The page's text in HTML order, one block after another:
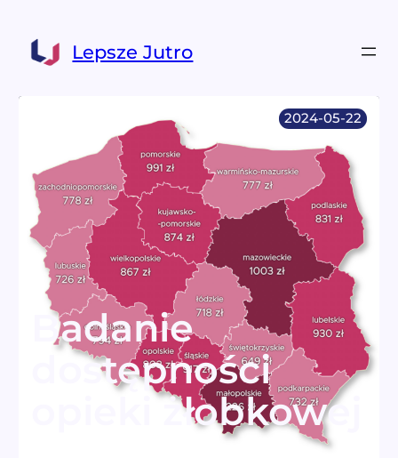
treści
Lepsze Jutro
2024-05-22
Badanie
dostępności
opieki żłobkowej